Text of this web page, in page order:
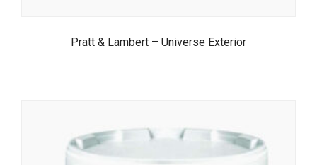
Pratt & Lambert – Universe Exterior